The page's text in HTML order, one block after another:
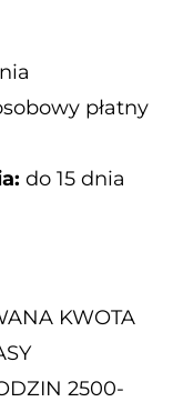
płatny
do 15 dnia
KWOTA
2500-